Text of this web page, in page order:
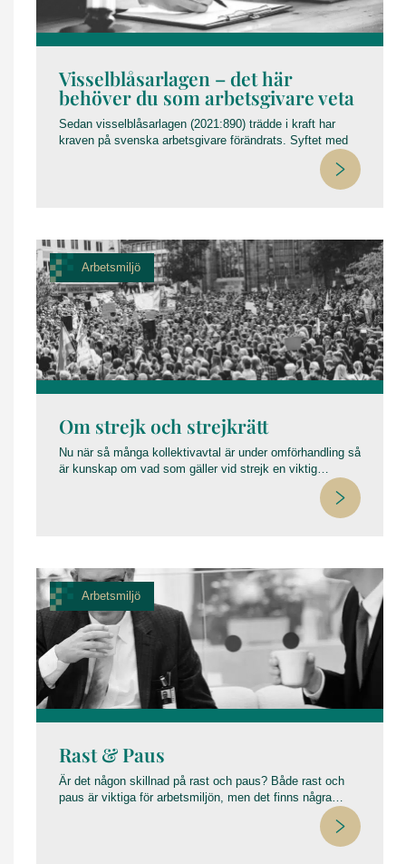
Visselblåsarlagen – det här
behöver du som arbetsgivare veta
Sedan visselblåsarlagen (2021:890) trädde i kraft har
kraven på svenska arbetsgivare förändrats. Syftet med
lagen är att stärka skyddet för personer som rapporterar
information kommer fram – utan risk för repressalier.
bör undvika.
Arbetsmiljö
Om strejk och strejkrätt
Nu när så många kollektivavtal är under omförhandling så
är kunskap om vad som gäller vid strejk en viktig
kunskap att ha. En strejk innebär att arbetare på en
arbetsgivaren, och är en typ av stridsåtgärd. Strejk har
två parter kommit så lång att stridsåtgärder är aktuella så
har man kommit längst ner på konflikttrappan, nu är
syftet att ekonomiskt skada sin motståndare.
Arbetsmiljö
Rast & Paus
Är det någon skillnad på rast och paus? Både rast och
paus är viktiga för arbetsmiljön, men det finns några